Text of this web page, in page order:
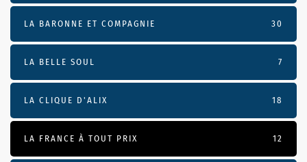
LA BARONNE ET COMPAGNIE 30
LA BELLE SOUL 7
LA CLIQUE D'ALIX 18
LA FRANCE À TOUT PRIX 12